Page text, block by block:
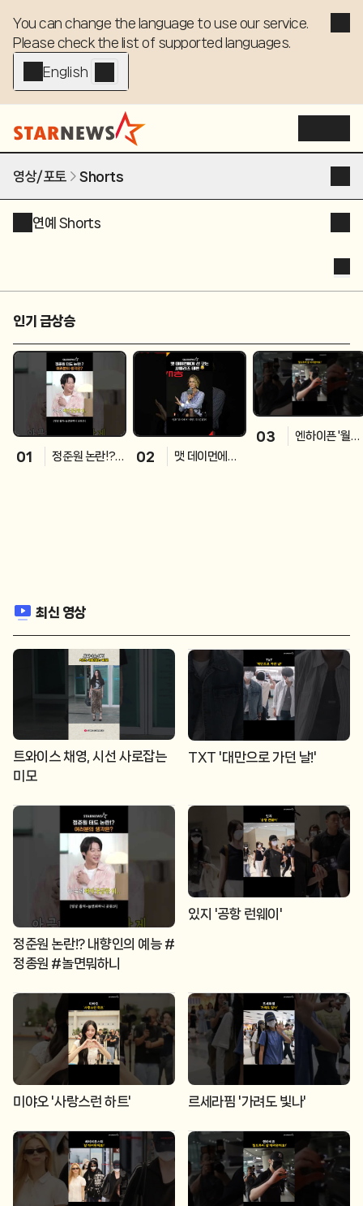
You can change the language to use our service.
Please check the list of supported languages.
English - EN
영상/포토 Shorts
연예 Shorts
인기 급상승
01
정준원 논란!?
02
맷 데이먼에게
03
엔하이픈 '월드
최신 영상
트와이스 채영, 시선 사로잡는
미모
TXT '대만으로 가던 날!'
정준원 논란!? 내향인의 예능 #
정종원 #놀면뭐하니
있지 '공항 런웨이'
미야오 '사랑스런 하트' 르세라핌 '가려도 빛나'